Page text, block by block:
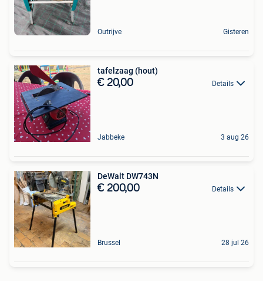
Outrijve Gisteren
tafelzaag (hout)
€ 20,00 Details
Jabbeke 3 aug 26
DeWalt DW743N
€ 200,00 Details
Brussel 28 jul 26